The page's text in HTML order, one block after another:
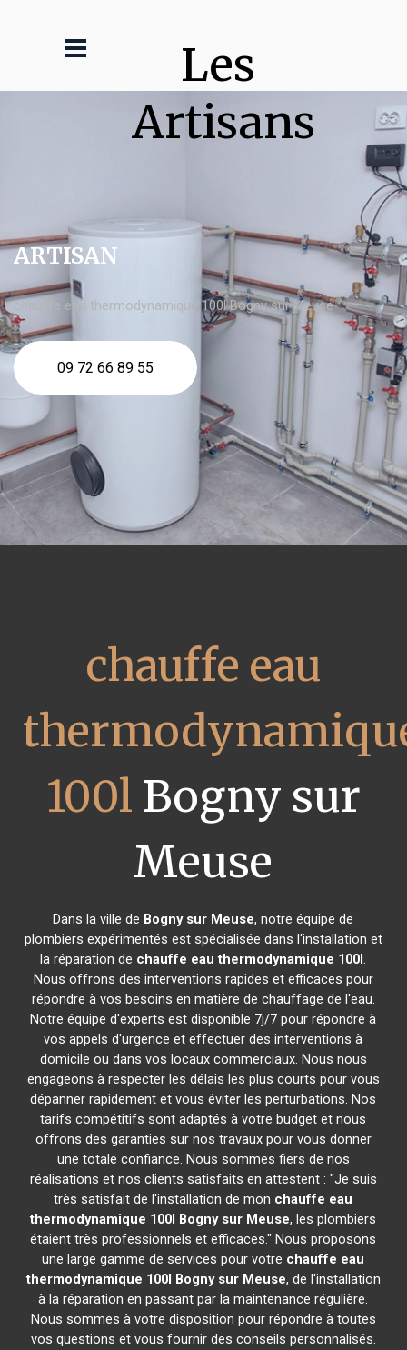
Les
Artisans
ARTISAN
chauffe eau thermodynamique 100l Bogny sur Meuse
09 72 66 89 55
chauffe eau
100l Bogny sur
Meuse
Dans la ville de Bogny sur Meuse, notre équipe de
plombiers expérimentés est spécialisée dans l'installation et
la réparation de chauffe eau thermodynamique 100l.
Nous offrons des interventions rapides et efficaces pour
répondre à vos besoins en matière de chauffage de l'eau.
Notre équipe d'experts est disponible 7j/7 pour répondre à
vos appels d'urgence et effectuer des interventions à
domicile ou dans vos locaux commerciaux. Nous nous
engageons à respecter les délais les plus courts pour vous
dépanner rapidement et vous éviter les perturbations. Nos
tarifs compétitifs sont adaptés à votre budget et nous
offrons des garanties sur nos travaux pour vous donner
une totale confiance. Nous sommes fiers de nos
réalisations et nos clients satisfaits en attestent : "Je suis
très satisfait de l'installation de mon chauffe eau
thermodynamique 100l Bogny sur Meuse, les plombiers
étaient très professionnels et efficaces." Nous proposons
une large gamme de services pour votre chauffe eau
thermodynamique 100l Bogny sur Meuse, de l'installation
à la réparation en passant par la maintenance régulière.
Nous sommes à votre disposition pour répondre à toutes
vos questions et vous fournir des conseils personnalisés.